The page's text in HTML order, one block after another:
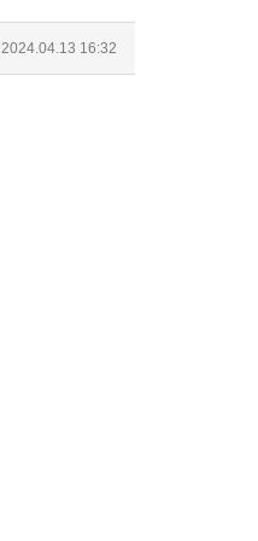
2024.04.13 16:32